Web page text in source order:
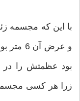
و عرض
بود عظمتش را در
زرا هر کسی